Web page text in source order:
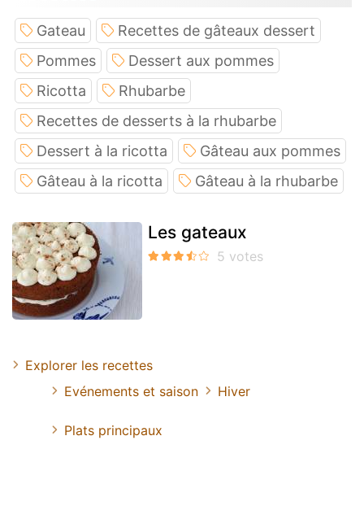
Gateau
Recettes de gâteaux dessert
Pommes
Dessert aux pommes
Ricotta
Rhubarbe
Recettes de desserts à la rhubarbe
Dessert à la ricotta
Gâteau aux pommes
Gâteau à la ricotta
Gâteau à la rhubarbe
Les gateaux
Explorer les recettes
Evénements et saison
Hiver
Plats principaux